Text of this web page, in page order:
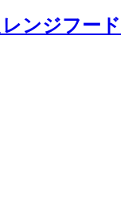
ンジフード